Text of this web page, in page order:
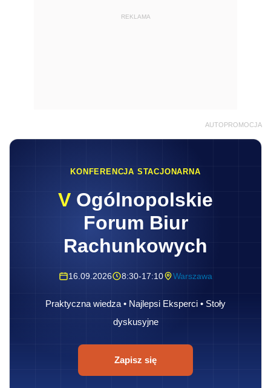
REKLAMA
AUTOPROMOCJA
KONFERENCJA STACJONARNA
V Ogólnopolskie
Forum Biur
Rachunkowych
16.09.2026 8:30-17:10 Warszawa
Praktyczna wiedza • Najlepsi Eksperci • Stoły
dyskusyjne
Zapisz się